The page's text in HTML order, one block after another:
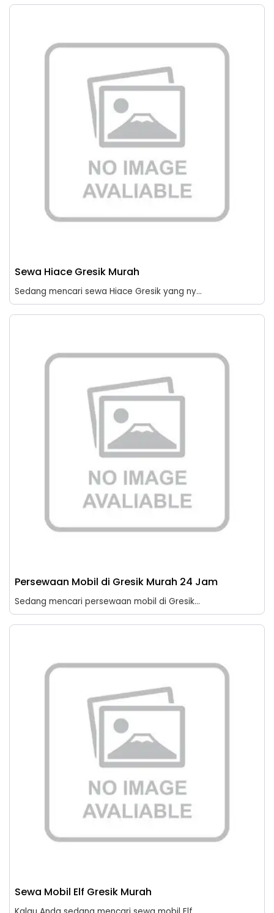
Sewa Hiace Gresik Murah
Sedang mencari sewa Hiace Gresik yang ny...
Persewaan Mobil di Gresik Murah 24 Jam
Sedang mencari persewaan mobil di Gresik...
Sewa Mobil Elf Gresik Murah